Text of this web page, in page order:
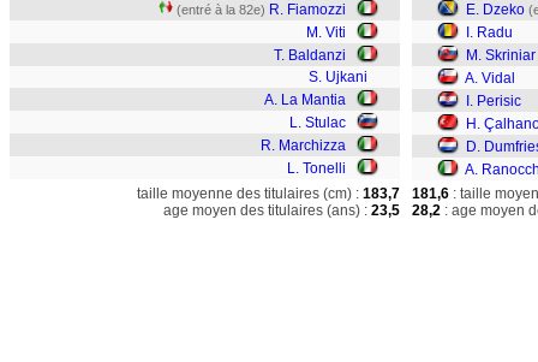
(entré à la 82e) R. Fiamozzi
M. Viti
T. Baldanzi
S. Ujkani
A. La Mantia
L. Stulac
R. Marchizza
L. Tonelli
E. Dzeko
I. Radu
M. Skriniar
A. Vidal
I. Perisic
H.
D.
A.
taille moyenne des titulaires (cm) : 183,7
age moyen des titulaires (ans) : 23,5
181,6 : taille
28,2 : age moyen